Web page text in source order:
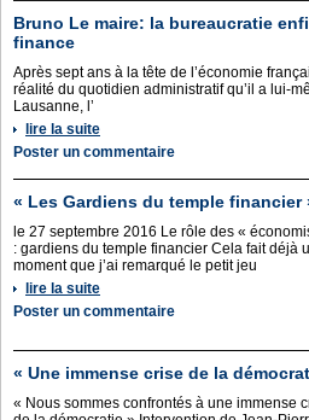
Bruno Le maire: la bureaucratie
finance
Après sept ans à la tête de l’économie
réalité du quotidien administratif qu’il a lui-
Lausanne, l’
lire la suite
Poster un commentaire
« Les Gardiens du temple financier
le 27 septembre 2016 Le rôle des «
: gardiens du temple financier Cela fait déjà
moment que j’ai remarqué le petit jeu
lire la suite
Poster un commentaire
« Une immense crise de la
« Nous sommes confrontés à une immense